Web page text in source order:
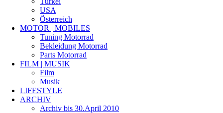
USA
Österreich
MOTOR | MOBILES
Tuning Motorrad
Bekleidung Motorrad
Parts Motorrad
FILM | MUSIK
Film
Musik
LIFESTYLE
ARCHIV
Archiv bis 30.April 2010